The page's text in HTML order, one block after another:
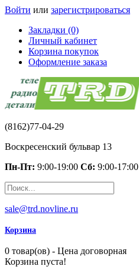
Войти или зарегистрироваться
Закладки (0)
Личный кабинет
Корзина покупок
Оформление заказа
(8162)77-04-29
Воскресенский бульвар 13
Пн-Пт: 9:00-19:00 Сб: 9:00-17:00
sale@trd.novline.ru
Корзина
0 товар(ов) - Цена договорная
Корзина пуста!